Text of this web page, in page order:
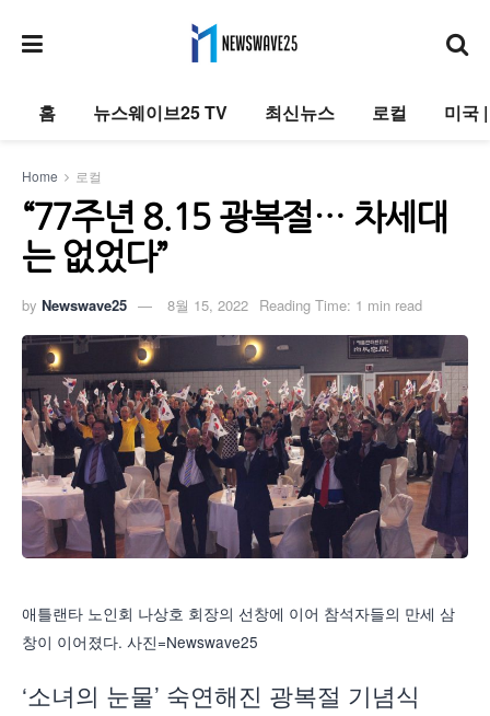
홈 뉴스웨이브25 TV 최신뉴스 로컬 미국
Home 로컬
“77주년 8.15 광복절… 차세대
는 없었다”
by Newswave25 8월 15, 2022 Reading Time: 1 min read
애틀랜타 노인회 나상호 회장의 선창에 이어 참석자들의 만세 삼
창이 이어졌다. 사진=Newswave25
‘소녀의 눈물’ 숙연해진 광복절 기념식